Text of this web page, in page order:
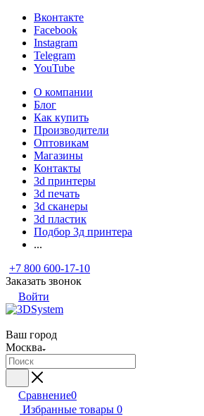
Вконтакте
Facebook
Instagram
Telegram
YouTube
О компании
Блог
Как купить
Производители
Оптовикам
Магазины
Контакты
3d принтеры
3d печать
3d сканеры
3d пластик
Подбор 3д принтера
...
+7 800 600-17-10
Заказать звонок
Войти
Ваш город
Москва
Сравнение0
Избранные товары 0